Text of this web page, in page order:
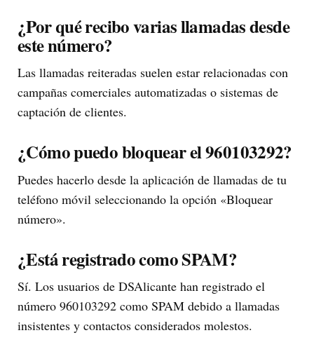
¿Por qué recibo varias llamadas desde
este número?
Las llamadas reiteradas suelen estar relacionadas con
campañas comerciales automatizadas o sistemas de
captación de clientes.
¿Cómo puedo bloquear el 960103292?
Puedes hacerlo desde la aplicación de llamadas de tu
teléfono móvil seleccionando la opción «Bloquear
número».
¿Está registrado como SPAM?
Sí. Los usuarios de DSAlicante han registrado el
número 960103292 como SPAM debido a llamadas
insistentes y contactos considerados molestos.